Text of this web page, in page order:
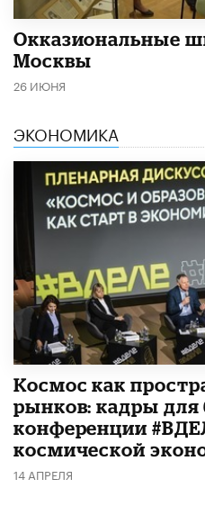
​Окказиональные
Москвы
26 ИЮНЯ
ЭКОНОМИКА
Космос как
рынков: кадры для
конференции
космической
14 АПРЕЛЯ